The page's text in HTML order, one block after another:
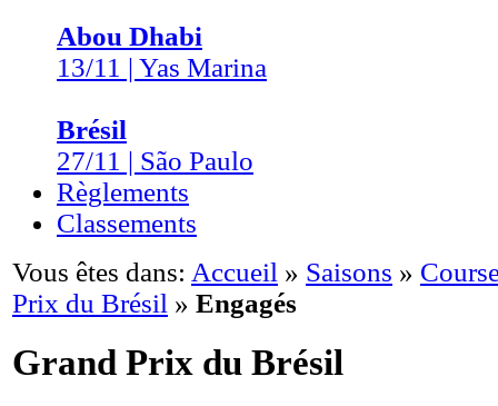
Abou Dhabi
13/11 | Yas Marina
Brésil
27/11 | São Paulo
Règlements
Classements
Vous êtes dans: Accueil » Saisons »
Prix du Brésil » Engagés
Grand Prix du Brésil